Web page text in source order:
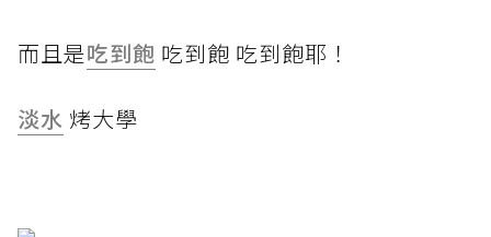
而且是吃到飽 吃到飽 吃到飽耶！
淡水 烤大學